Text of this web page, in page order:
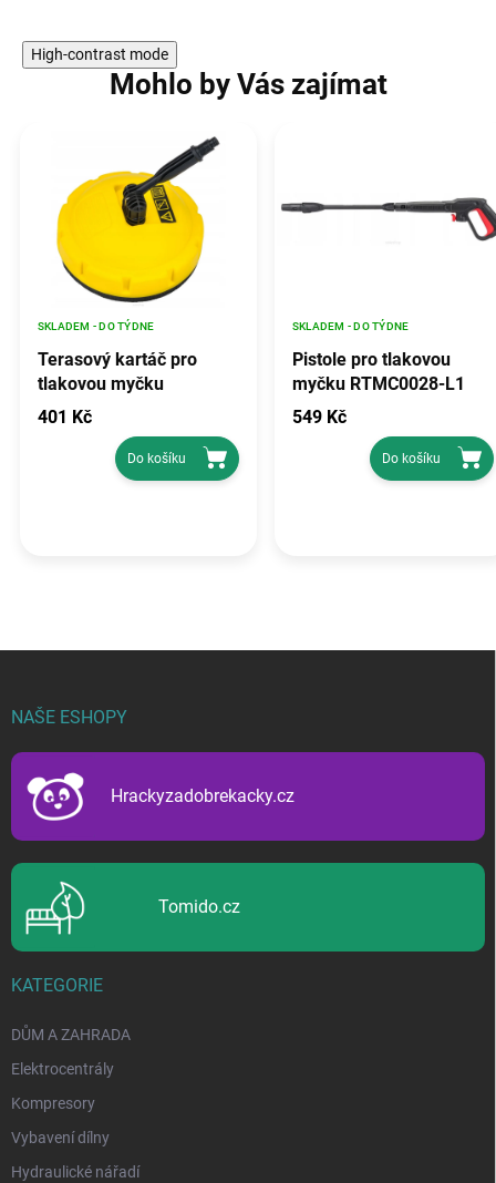
High-contrast mode
Mohlo by Vás zajímat
Terasový kartáč pro
tlakovou myčku
RTMC0028-SP1
SKLADEM - DO TÝDNE
401 Kč
Do košíku
Pistole pro tlakovou
myčku RTMC0028-L1
SKLADEM - DO TÝDNE
549 Kč
Do košíku
NAŠE ESHOPY
Hrackyzadobrekacky.cz
Tomido.cz
KATEGORIE
DŮM A ZAHRADA
Elektrocentrály
Kompresory
Vybavení dílny
Hydraulické nářadí